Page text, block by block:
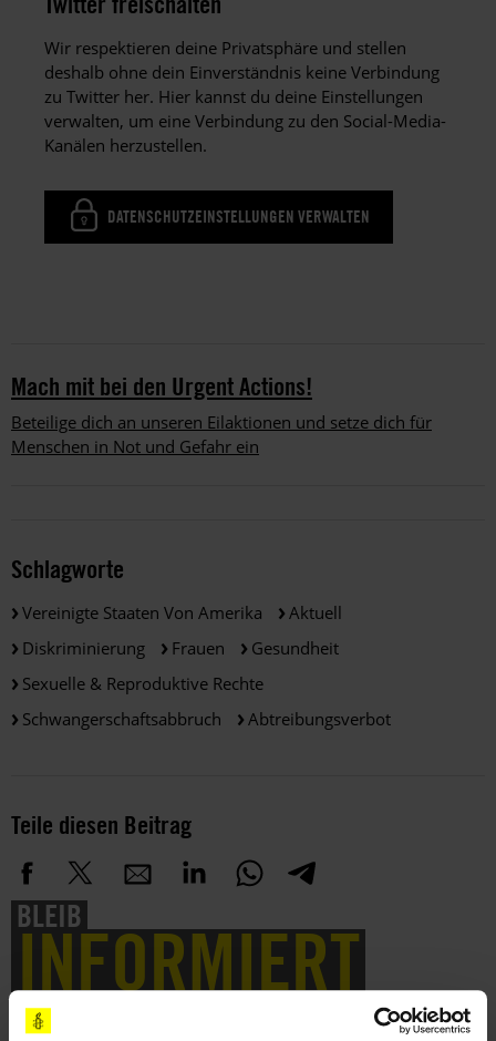
Wir respektieren deine Privatsphäre und stellen
deshalb ohne dein Einverständnis keine Verbindung
zu Twitter her. Hier kannst du deine Einstellungen
verwalten, um eine Verbindung zu den Social-Media-
Kanälen herzustellen.
DATENSCHUTZEINSTELLUNGEN VERWALTEN
Mach mit bei den Urgent Actions!
Beteilige dich an unseren Eilaktionen und setze dich für
Menschen in Not und Gefahr ein
Schlagworte
Vereinigte Staaten Von Amerika
Aktuell
Diskriminierung
Frauen
Gesundheit
Sexuelle & Reproduktive Rechte
Schwangerschaftsabbruch
Abtreibungsverbot
Teile diesen Beitrag
BLEIB
INFORMIERT